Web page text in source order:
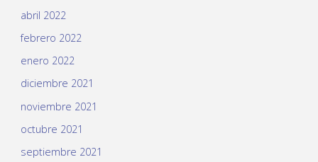
abril 2022
febrero 2022
enero 2022
diciembre 2021
noviembre 2021
octubre 2021
septiembre 2021